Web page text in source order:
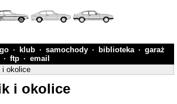
· klub · samochody · biblioteka · garaż
· ftp · email
i okolice
i okolice